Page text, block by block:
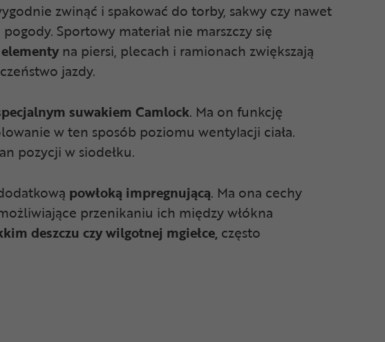
zwinąć i spakować do torby, sakwy czy nawet
Sportowy materiał nie marszczy się
na piersi, plecach i ramionach zwiększają
jazdy.
suwakiem Camlock. Ma on funkcję
w ten sposób poziomu wentylacji ciała.
pozycji w siodełku.
powłoką impregnującą. Ma ona cechy
przenikaniu ich między włókna
deszczu czy wilgotnej mgiełce, często